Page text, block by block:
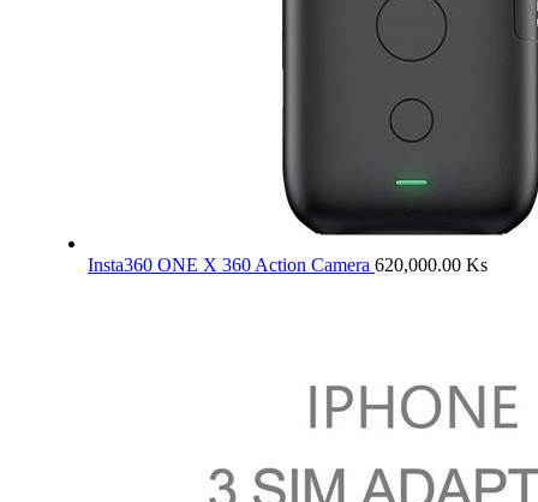
Insta360 ONE X 360 Action Camera 620,000.00 Ks